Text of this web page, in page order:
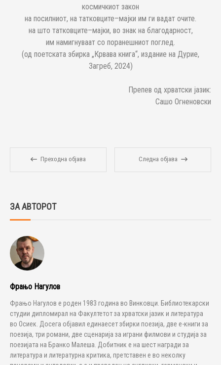
космичкиот закон
на посилниот, на татковците–мајки им ги вадат очите.
на што татковците–мајки, во знак на благодарност,
им намигнуваат со поранешниот поглед.
(од поетската збирка „Крвава книга“, издание на Дурие,
Загреб, 2024)
Препев од хрватски јазик:
Сашо Огненовски
Преходна објава Следна објава
ЗА АВТОРОТ
Фрањо Нагулов
Фрањо Нагулов е роден 1983 година во Винковци. Библиотекарски
студии дипломирал на Факултетот за хрватски јазик и литература
во Осиек. Досега објавил единаесет збирки поезија, две е-книги за
поезија, три романи, две сценарија за играни филмови и студија за
поезијата на Бранко Малеша. Добитник е на шест награди за
литература и литературна критика, претставен е во неколку